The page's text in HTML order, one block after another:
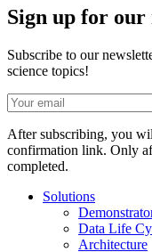
Sign up for our
Subscribe to our
science topics!
E-mail
After subscribing, you
confirmation link. Only
completed.
Solutions
Data Life
Architecture